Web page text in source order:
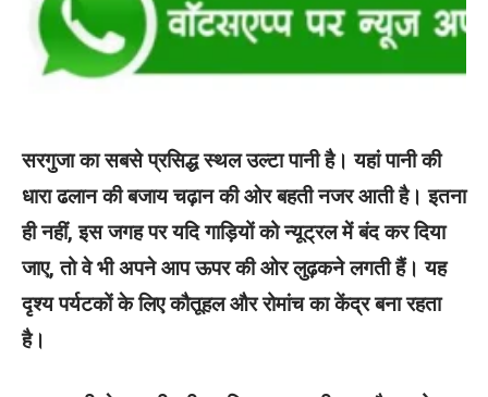
सरगुजा का सबसे प्रसिद्ध स्थल उल्टा पानी है। यहां पानी की
धारा ढलान की बजाय चढ़ान की ओर बहती नजर आती है। इतना
ही नहीं, इस जगह पर यदि गाड़ियों को न्यूट्रल में बंद कर दिया
जाए, तो वे भी अपने आप ऊपर की ओर लुढ़कने लगती हैं। यह
दृश्य पर्यटकों के लिए कौतूहल और रोमांच का केंद्र बना रहता
है।